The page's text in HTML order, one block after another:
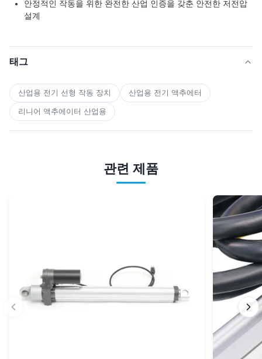
안정적인 작동을 위한 완전한 산업 인증을 갖춘 안전한 저전압
설계
태그
산업용 전기 선형 작동 장치 산업용 전기 액추에터
리니어 액추에이터 산업용
관련 제품